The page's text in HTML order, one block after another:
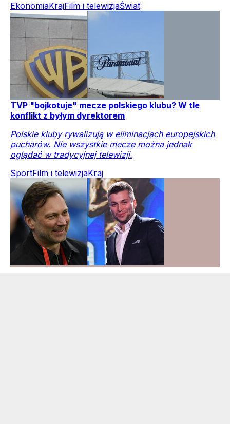
EkonomiaKrajFilm i telewizjaŚwiat
TVP "bojkotuje" mecze polskiego klubu? W tle
konflikt z byłym dyrektorem
Polskie kluby rywalizują w eliminacjach europejskich
pucharów. Nie wszystkie mecze można jednak
oglądać w tradycyjnej telewizji.
SportFilm i telewizjaKraj